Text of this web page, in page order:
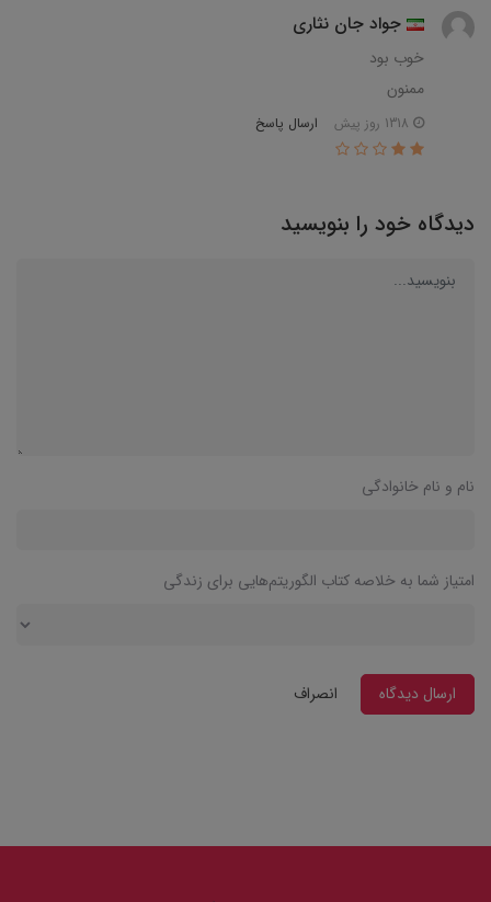
جواد جان نثاری
خوب بود
ممنون
ارسال پاسخ
دیدگاه خود را بنویسید
نام و نام خانوادگی
امتیاز شما به خلاصه کتاب الگوریتم‌هایی برای زندگی
ارسال دیدگاه انصراف